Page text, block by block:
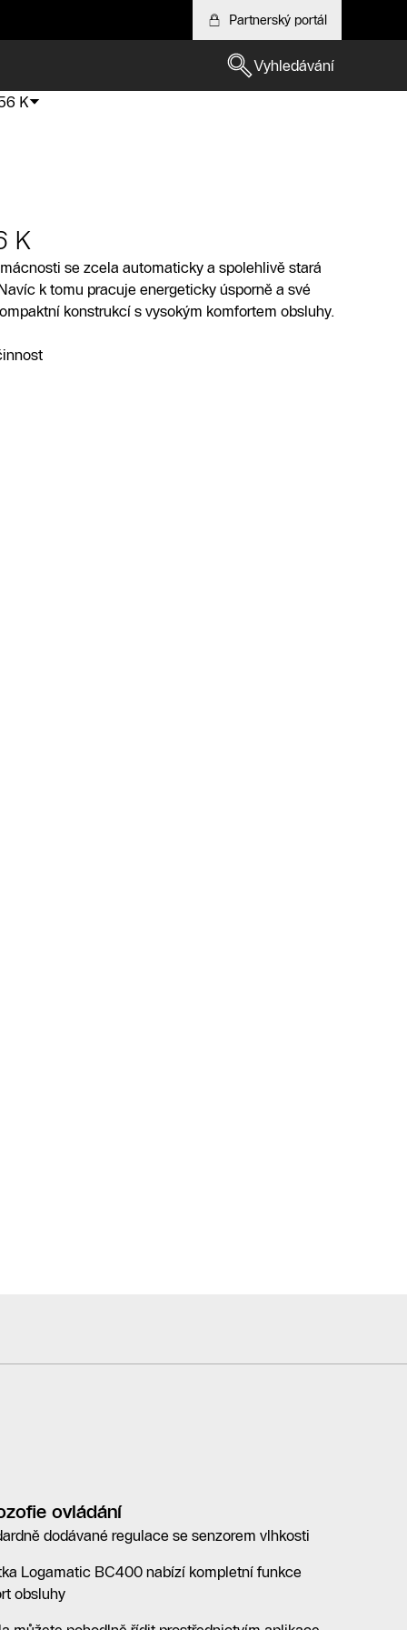
Partnerský portál
Vyhledávání
K
K
se zcela automaticky a spolehlivě stará
k tomu pracuje energeticky úsporně a své
konstrukcí s vysokým komfortem obsluhy.
ovládání
dodávané regulace se senzorem vlhkosti
Logamatic BC400 nabízí kompletní funkce
obsluhy